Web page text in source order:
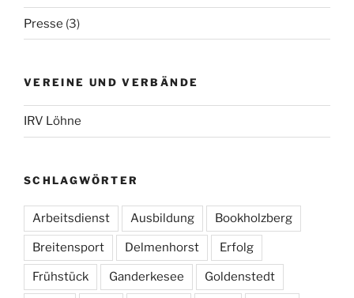
Presse (3)
VEREINE UND VERBÄNDE
IRV Löhne
SCHLAGWÖRTER
Arbeitsdienst Ausbildung Bookholzberg
Breitensport Delmenhorst Erfolg
Frühstück Ganderkesee Goldenstedt